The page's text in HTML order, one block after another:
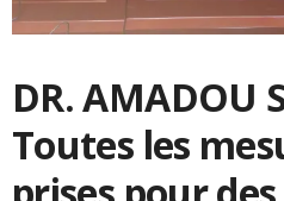
DR. AMADOU
Toutes les